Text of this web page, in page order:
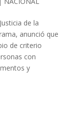
de la
anunció que
de criterio
con
y